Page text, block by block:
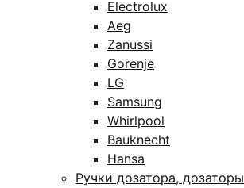
Electrolux
Aeg
Zanussi
Gorenje
LG
Samsung
Whirlpool
Bauknecht
Hansa
Ручки дозатора,